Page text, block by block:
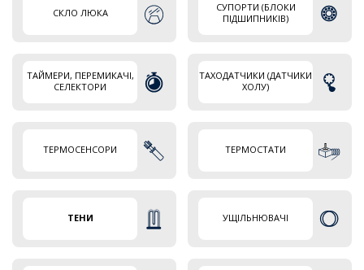
СКЛО ЛЮКА
СУПОРТИ (БЛОКИ
ПІДШИПНИКІВ)
ТАЙМЕРИ, ПЕРЕМИКАЧІ,
СЕЛЕКТОРИ
ТАХОДАТЧИКИ (ДАТЧИКИ
ХОЛУ)
ТЕРМОСЕНСОРИ ТЕРМОСТАТИ
ТЕНИ УЩІЛЬНЮВАЧІ